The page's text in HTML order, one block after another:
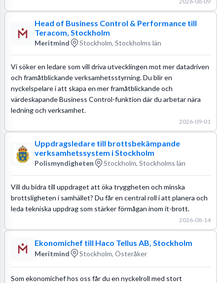
Head of Business Control & Performance till
Teracom, Stockholm
Meritmind Stockholm, Stockholms län
Vi söker en ledare som vill driva utvecklingen mot mer datadriven
och framåtblickande verksamhetsstyrning. Du blir en
nyckelspelare i att skapa en mer framåtblickande och
värdeskapande Business Control-funktion där du arbetar nära
ledning och verksamhet.
2026-09-01
Uppdragsledare till brottsbekämpande
verksamhetssystem i Stockholm
Polismyndigheten Stockholm, Stockholms län
Vill du bidra till uppdraget att öka tryggheten och minska
brottsligheten i samhället? Du får en central roll i att planera och
leda tekniska uppdrag som stärker förmågan inom it-brott.
2026-08-14
Ekonomichef till Haco Tellus AB, Stockholm
Meritmind Stockholm, Österåker
Som ekonomichef hos oss får du en nyckelroll med stort